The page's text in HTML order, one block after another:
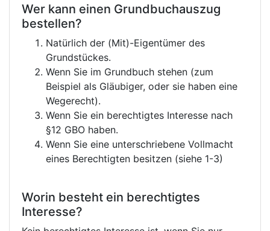
Wer kann einen Grundbuchauszug
bestellen?
Natürlich der (Mit)-Eigentümer des
Grundstückes.
Wenn Sie im Grundbuch stehen (zum
Beispiel als Gläubiger, oder sie haben eine
Wegerecht).
Wenn Sie ein berechtigtes Interesse nach
§12 GBO haben.
Wenn Sie eine unterschriebene Vollmacht
eines Berechtigten besitzen (siehe 1-3)
Worin besteht ein berechtigtes
Interesse?